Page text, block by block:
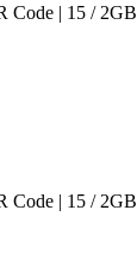
Code | 15 / 2GB
Code | 15 / 2GB